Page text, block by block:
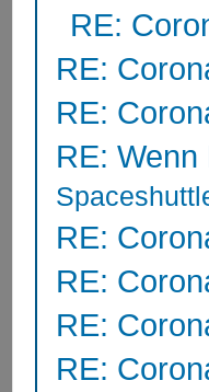
RE:
RE:
RE:
RE:
RE:
RE:
RE:
RE: